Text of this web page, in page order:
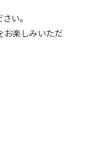
い。
お楽しみいただ